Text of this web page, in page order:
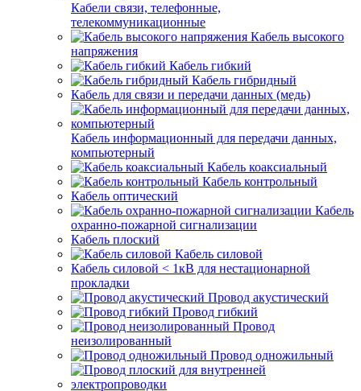
Кабели связи, телефонные,
телекоммуникационные
Кабель высокого
напряжения
Кабель гибкий
Кабель гибридный
Кабель для связи и передачи данных (медь)
Кабель информационный для передачи данных,
компьютерный
Кабель коаксиальный
Кабель контрольный
Кабель оптический
Кабель
охранно-пожарной сигнализации
Кабель плоский
Кабель силовой
Кабель силовой < 1кВ для нестационарной
прокладки
Провод акустический
Провод гибкий
Провод
неизолированный
Провод одножильный